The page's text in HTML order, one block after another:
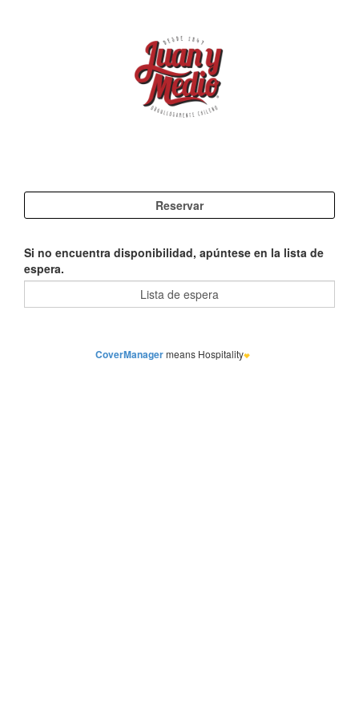
Si no encuentra disponibilidad, apúntese en la lista de
espera.
CoverManagermeans Hospitality